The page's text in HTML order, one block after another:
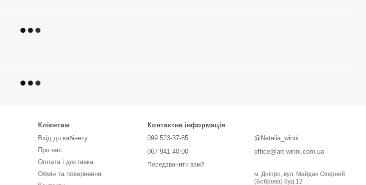
Клієнтам
Вхід до кабінету
Про нас
Оплата і доставка
Обмін та повернення
Контактна інформація
099 523-37-85
067 941-40-00
Передзвонити вам?
@Natalia_winni
office@art-winni.com.ua
м. Дніпро, вул. Майдан Озерний
(Боброва) буд.12